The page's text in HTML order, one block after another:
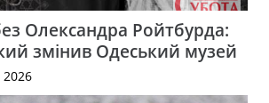
Олександра Ройтбурда:
змінив Одеський музей
2026